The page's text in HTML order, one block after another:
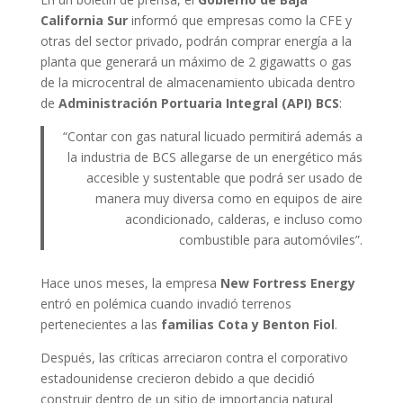
California Surinformó que empresas como la CFE y
otras del sector privado, podrán comprar energía a la
planta que generará un máximo de 2 gigawatts o gas
de la microcentral de almacenamiento ubicada dentro
de Administración Portuaria Integral (API) BCS:
“Contar con gas natural licuado permitirá además a
la industria de BCS allegarse de un energético más
accesible y sustentable que podrá ser usado de
manera muy diversa como en equipos de aire
acondicionado, calderas, e incluso como
combustible para automóviles”.
Hace unos meses, la empresa New Fortress Energy
entró en polémica cuando invadió terrenos
pertenecientes a las familias Cota y Benton Fiol.
Después, las críticas arreciaron contra el corporativo
estadounidense crecieron debido a que decidió
construir dentro de un sitio de importancia natural